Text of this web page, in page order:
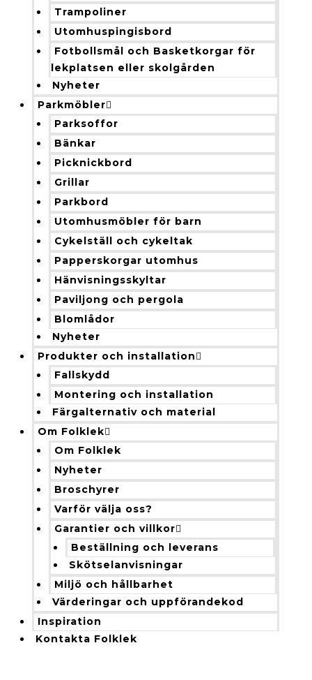
Trampoliner
Utomhuspingisbord
Fotbollsmål och Basketkorgar för
lekplatsen eller skolgården
Nyheter
Parkmöbler
Parksoffor
Bänkar
Picknickbord
Grillar
Parkbord
Utomhusmöbler för barn
Cykelställ och cykeltak
Papperskorgar utomhus
Hänvisningsskyltar
Paviljong och pergola
Blomlådor
Nyheter
Produkter och installation
Fallskydd
Montering och installation
Färgalternativ och material
Om Folklek
Om Folklek
Nyheter
Broschyrer
Varför välja oss?
Garantier och villkor
Beställning och leverans
Skötselanvisningar
Miljö och hållbarhet
Värderingar och uppförandekod
Inspiration
Kontakta Folklek